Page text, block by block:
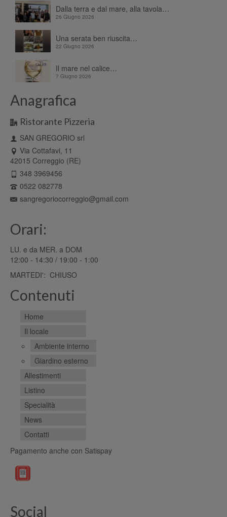
Dalla terra e dal mare, alla tavola…
26 Giugno 2026
Una serata ben riuscita…
22 Giugno 2026
Il mare nel calice…
7 Giugno 2026
Anagrafica
Ristorante Pizzeria
SAN GREGORIO srl
Via Cottafavi, 11
42015 Correggio (RE)
348 3969456
0522 082778
sangregoriocorreggio@gmail.com
Orari:
LU. e da MER. a DOM
12:00 - 14:30 / 19:00 - 1:00
MARTEDI': CHIUSO
Contenuti
Home
Il locale
Ambiente interno
Giardino esterno
Allestimenti
Listino
Specialità
News
Contatti
Pagamento anche con Satispay
Social